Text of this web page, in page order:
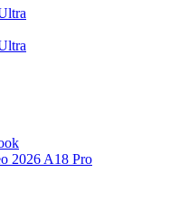
2026 A18 Pro